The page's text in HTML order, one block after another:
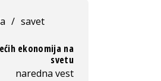
/ savet
ekonomija na
svetu
naredna vest